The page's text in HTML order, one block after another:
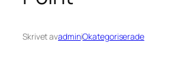
Skrivet avadminiOkategoriserade